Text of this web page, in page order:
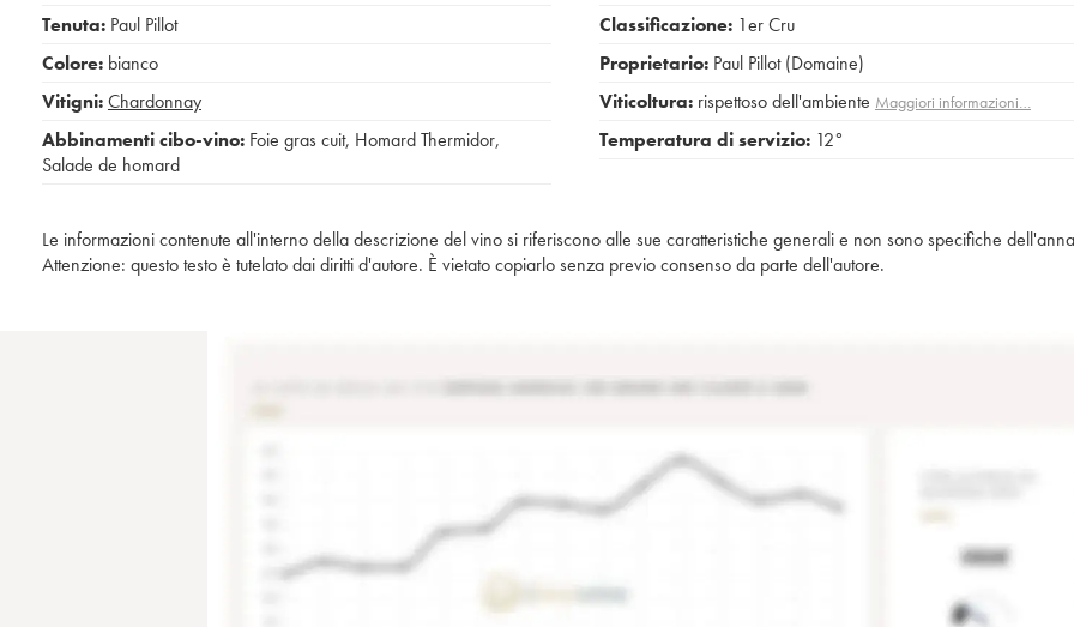
Tenuta: Paul Pillot
Colore: bianco
Vitigni:Chardonnay
Abbinamenti cibo-vino: Foie gras cuit, Homard Thermidor,
Salade de homard
Classificazione: 1er Cru
Proprietario: Paul Pillot (Domaine)
Viticoltura: rispettoso dell'ambiente Maggiori informazioni…
Temperatura di servizio: 12°
Le informazioni contenute all'interno della descrizione del vino si riferiscono alle sue caratteristiche generali e non sono specifiche
Attenzione: questo testo è tutelato dai diritti d'autore. È vietato copiarlo senza previo consenso da parte dell'autore.